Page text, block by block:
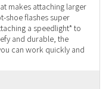
makes attaching larger
shoe flashes super
a speedlight* to
and durable, the
can work quickly and